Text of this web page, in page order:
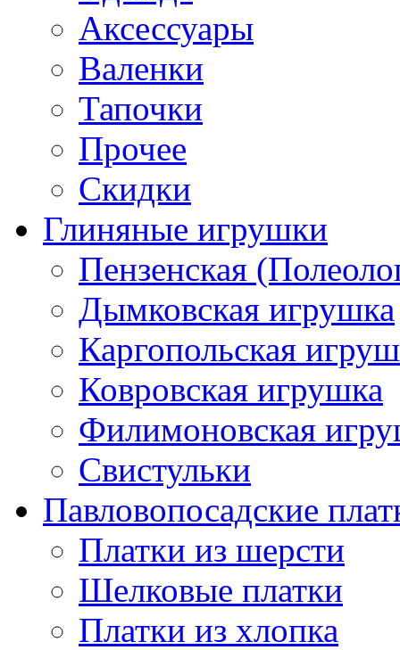
Аксессуары
Валенки
Тапочки
Прочее
Скидки
Глиняные игрушки
Пензенская
Дымковская игрушка
Каргопольская
Ковровская игрушка
Филимоновская
Свистульки
Павловопосадские
Платки из шерсти
Шелковые платки
Платки из хлопка